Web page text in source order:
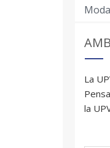
La
la